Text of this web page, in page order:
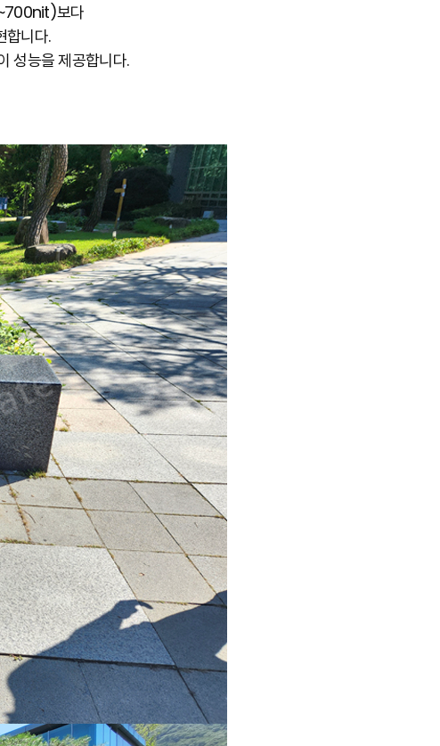
보다
합니다.
성능을 제공합니다.